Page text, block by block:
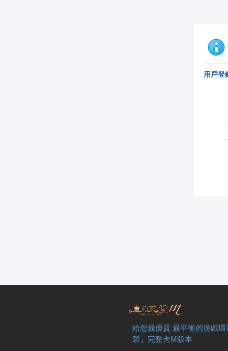
用戶登
給您最優質 最平衡的遊戲
製』完整天M版本